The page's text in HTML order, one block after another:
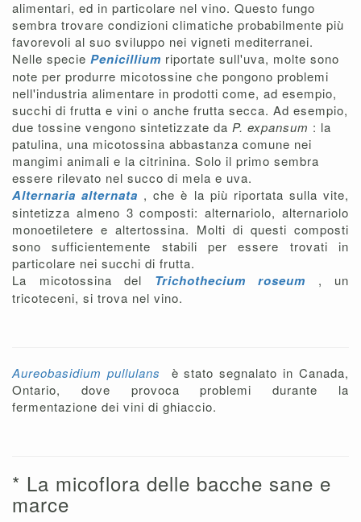
alimentari, ed in particolare nel vino. Questo fungo
sembra trovare condizioni climatiche probabilmente più
favorevoli al suo sviluppo nei vigneti mediterranei.
Nelle specie Penicillium riportate sull'uva, molte sono
note per produrre micotossine che pongono problemi
nell'industria alimentare in prodotti come, ad esempio,
succhi di frutta e vini o anche frutta secca. Ad esempio,
due tossine vengono sintetizzate da P. expansum : la
patulina, una micotossina abbastanza comune nei
mangimi animali e la citrinina. Solo il primo sembra
essere rilevato nel succo di mela e uva.
Alternaria alternata , che è la più riportata sulla vite,
sintetizza almeno 3 composti: alternariolo, alternariolo
monoetiletere e altertossina. Molti di questi composti
sono sufficientemente stabili per essere trovati in
particolare nei succhi di frutta.
La micotossina del Trichothecium roseum , un
tricoteceni, si trova nel vino.
Aureobasidium pullulans
è stato segnalato in Canada,
Ontario, dove provoca problemi durante la
fermentazione dei vini di ghiaccio.
* La micoflora delle bacche sane e
marce